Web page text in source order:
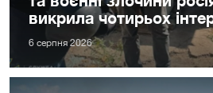
викрила чотирьох
6 серпня 2026